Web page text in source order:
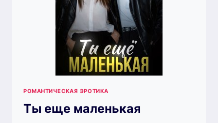
РОМАНТИЧЕСКАЯ ЭРОТИКА
Ты еще маленькая